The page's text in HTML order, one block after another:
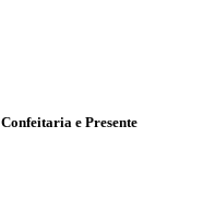
Confeitaria e Presente